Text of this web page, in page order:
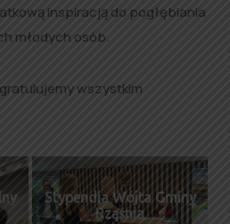
inspiracją do pogłębiania
młodych osób.
wszystkim
Stypendia Wójta Gminy
Rząśnia